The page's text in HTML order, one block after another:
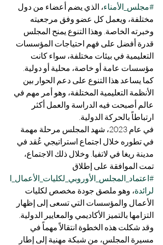
#مجلس_الأمناء، الذي يضم أعضاء من دول
مختلفة، ويعمل كل عضو وفق مرجعيته
وخبرته الخاصة. وهذا التنوع يمنح المجلس
قدرة أفضل على فهم احتياجات المؤسسات
التعليمية في بيئات مختلفة، سواء كانت
مؤسسات عامة أو خاصة، محلية أو دولية.
كما يساعد هذا التنوع على دعم الحوار بين
الأنظمة التعليمية المختلفة، وهو أمر مهم في
عالم أصبحت فيه الدراسة والعمل أكثر
ارتباطاً بالحركة الدولية.
في عام 2023، شهد المجلس مرحلة مهمة
في تطوره خلال اجتماع استراتيجي عُقد في
مدينة ريغا في لاتفيا. وخلال ذلك الاجتماع،
تمت الموافقة على إطلاق
#اعتماد_المجلس_الأوروبي_لكليات_الأعمال_ا
لرائدة، وهو ملصق جودة مخصص لكليات
الأعمال والمؤسسات التي تسعى إلى إظهار
التزامها بالتميز الأكاديمي والمعايير الدولية.
وقد شكلت هذه الخطوة انتقالاً مهماً في
مسيرة المجلس، من شبكة مهنية إلى إطار